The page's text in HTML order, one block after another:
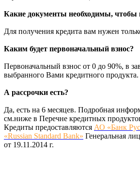
Какие документы необходимы, чтобы
Для получения кредита вам нужен
Каким будет первоначальный взнос?
Первоначальный взнос от 0 до 90%, в
выбранного Вами кредитного продукта.
А рассрочки есть?
Да, есть на 6 месяцев. Подробная
см.ниже в Перечне кредитных
Кредиты предоставляются АО «Банк
«Russian Standard Bank» Генеральная
от 19.11.2014 г.